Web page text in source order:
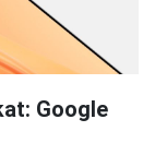
Google